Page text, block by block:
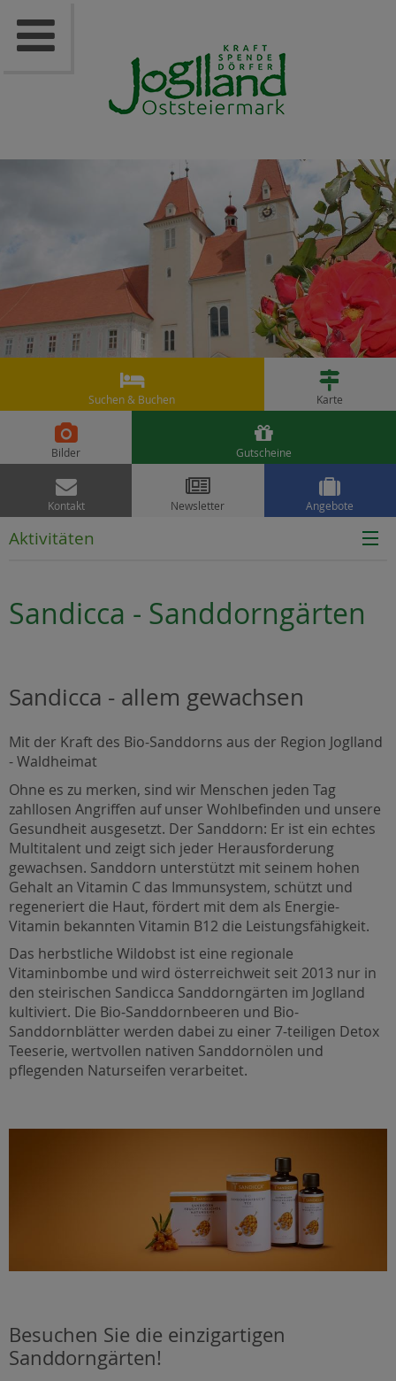

Suchen & Buchen

Karte

Bilder

Gutscheine

Kontakt

Newsletter

Angebote
Aktivitäten
Sandicca - Sanddorngärten
Sandicca - allem gewachsen
Mit der Kraft des Bio-Sanddorns aus der Region Joglland
- Waldheimat
Ohne es zu merken, sind wir Menschen jeden Tag
zahllosen Angriffen auf unser Wohlbefinden und unsere
Gesundheit ausgesetzt. Der Sanddorn: Er ist ein echtes
Multitalent und zeigt sich jeder Herausforderung
gewachsen. Sanddorn unterstützt mit seinem hohen
Gehalt an Vitamin C das Immunsystem, schützt und
regeneriert die Haut, fördert mit dem als Energie-
Vitamin bekannten Vitamin B12 die Leistungsfähigkeit.
Das herbstliche Wildobst ist eine regionale
Vitaminbombe und wird österreichweit seit 2013 nur in
den steirischen Sandicca Sanddorngärten im Joglland
kultiviert. Die Bio-Sanddornbeeren und Bio-
Sanddornblätter werden dabei zu einer 7-teiligen Detox
Teeserie, wertvollen nativen Sanddornölen und
pflegenden Naturseifen verarbeitet.
Besuchen Sie die einzigartigen
Sanddorngärten!
